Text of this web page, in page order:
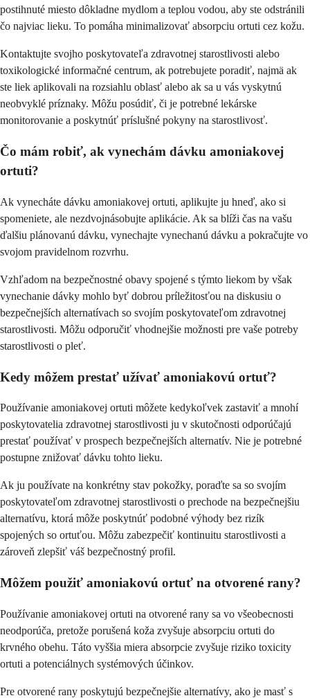
postihnuté miesto dôkladne mydlom a teplou vodou, aby ste odstránili
čo najviac lieku. To pomáha minimalizovať absorpciu ortuti cez kožu.
Kontaktujte svojho poskytovateľa zdravotnej starostlivosti alebo
toxikologické informačné centrum, ak potrebujete poradiť, najmä ak
ste liek aplikovali na rozsiahlu oblasť alebo ak sa u vás vyskytnú
neobvyklé príznaky. Môžu posúdiť, či je potrebné lekárske
monitorovanie a poskytnúť príslušné pokyny na starostlivosť.
Čo mám robiť, ak vynechám dávku amoniakovej
ortuti?
Ak vynecháte dávku amoniakovej ortuti, aplikujte ju hneď, ako si
spomeniete, ale nezdvojnásobujte aplikácie. Ak sa blíži čas na vašu
ďalšiu plánovanú dávku, vynechajte vynechanú dávku a pokračujte vo
svojom pravidelnom rozvrhu.
Vzhľadom na bezpečnostné obavy spojené s týmto liekom by však
vynechanie dávky mohlo byť dobrou príležitosťou na diskusiu o
bezpečnejších alternatívach so svojím poskytovateľom zdravotnej
starostlivosti. Môžu odporučiť vhodnejšie možnosti pre vaše potreby
starostlivosti o pleť.
Kedy môžem prestať užívať amoniakovú ortuť?
Používanie amoniakovej ortuti môžete kedykoľvek zastaviť a mnohí
poskytovatelia zdravotnej starostlivosti ju v skutočnosti odporúčajú
prestať používať v prospech bezpečnejších alternatív. Nie je potrebné
postupne znižovať dávku tohto lieku.
Ak ju používate na konkrétny stav pokožky, poraďte sa so svojím
poskytovateľom zdravotnej starostlivosti o prechode na bezpečnejšiu
alternatívu, ktorá môže poskytnúť podobné výhody bez rizík
spojených so ortuťou. Môžu zabezpečiť kontinuitu starostlivosti a
zároveň zlepšiť váš bezpečnostný profil.
Môžem použiť amoniakovú ortuť na otvorené rany?
Používanie amoniakovej ortuti na otvorené rany sa vo všeobecnosti
neodporúča, pretože porušená koža zvyšuje absorpciu ortuti do
krvného obehu. Táto vyššia miera absorpcie zvyšuje riziko toxicity
ortuti a potenciálnych systémových účinkov.
Pre otvorené rany poskytujú bezpečnejšie alternatívy, ako je masť s